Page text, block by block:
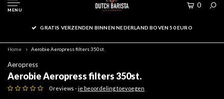
MENU
0
GRATIS VERZENDEN BINNEN NEDERLAND BOVEN 50 EURO
Home Aerobie Aeropress filters 350st.
Aeropress
Aerobie Aeropress filters 350st.
0 reviews -je beoordeling toevoegen